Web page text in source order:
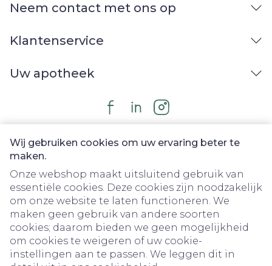
Wij gebruiken cookies om uw ervaring beter te
maken.
Onze webshop maakt uitsluitend gebruik van
essentiële cookies. Deze cookies zijn noodzakelijk
om onze website te laten functioneren. We
maken geen gebruik van andere soorten
cookies; daarom bieden we geen mogelijkheid
om cookies te weigeren of uw cookie-
instellingen aan te passen. We leggen dit in
Neem contact met ons op
Klantenservice
Uw apotheek
Juridische links